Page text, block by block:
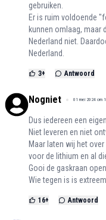
gebruiken.
Er is ruim voldoende
kunnen omlaag,
Nederland niet.
Nederland.
3+ Antwoord
Nogniet 01 mei 2024 om
Dus iedereen een
Niet leveren en niet
Maar laten wij het
voor de lithium en al
Gooi de gaskraan
Wie tegen is is
16+ Antwoord